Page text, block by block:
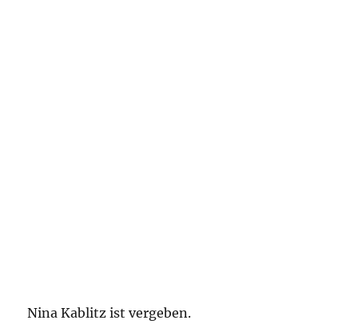
Nina Kablitz ist vergeben.